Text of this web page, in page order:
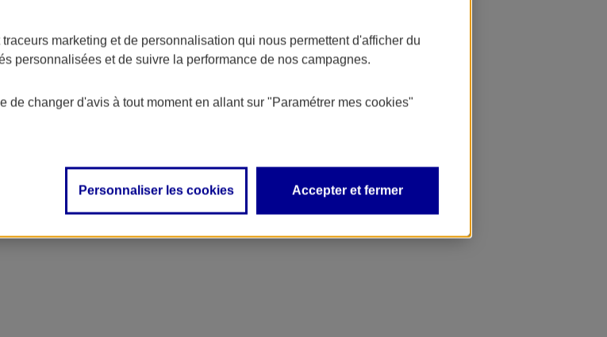
marketing et de personnalisation qui nous permettent d'afficher du
personnalisées et de suivre la performance de nos campagnes.
de changer d'avis à tout moment en allant sur "Paramétrer mes cookies"
Personnaliser les cookies Accepter et fermer